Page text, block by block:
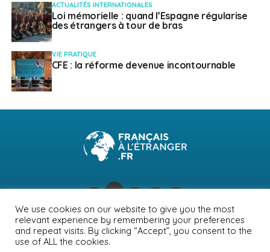
ACTUALITÉS INTERNATIONALES
Loi mémorielle : quand l’Espagne régularise
des étrangers à tour de bras
VIE PRATIQUE
CFE : la réforme devenue incontournable
NEWSLETTER PUBLICITÉ CONTACTS
MENTIONS LÉGALES
POLITIQUE DE CONFIDENTIALITÉ
We use cookies on our website to give you the most
relevant experience by remembering your preferences
and repeat visits. By clicking “Accept”, you consent to the
use of ALL the cookies.